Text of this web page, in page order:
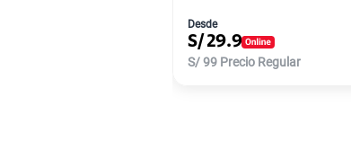
Desde
S/ 29.9
S/99 Precio Regular